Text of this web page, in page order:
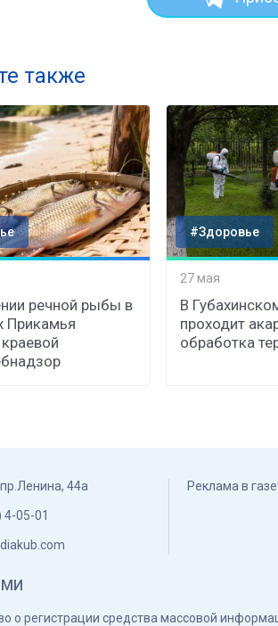
также
речной рыбы в
Прикамья
#Здоровье
27 мая
В
проходит
обработка
пр.Ленина, 44а
4-05-01
Реклама в
о регистрации средства массовой